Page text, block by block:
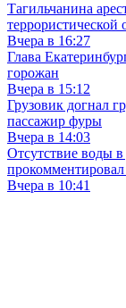
Тагильчанина
террористической
Вчера в 16:27
Глава
горожан
Вчера в 15:12
Грузовик догнал
пассажир фуры
Вчера в 14:03
Отсутствие воды
Вчера в 10:41